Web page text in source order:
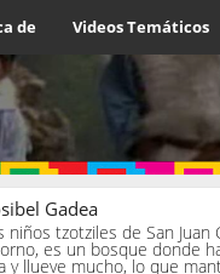
de Videos Temáticos
Gadea
niños tzotziles de San
es un bosque donde
y llueve mucho, lo que